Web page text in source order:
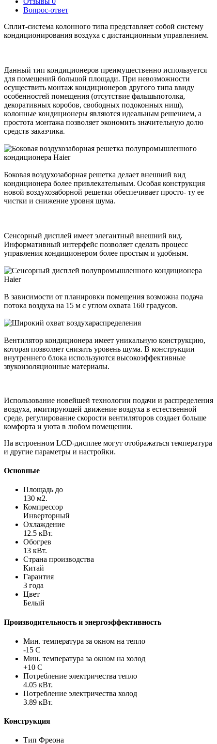
Вопрос-ответ
Сплит-система колонного типа представляет собой систему
кондиционирования воздуха с дистанционным управлением.
Данный тип кондиционеров преимущественно используется
для помещений большой площади. При невозможности
осуществить монтаж кондиционеров другого типа ввиду
особенностей помещения (отсутствие фальшьпотолка,
декоративных коробов, свободных подоконных ниш),
колонные кондиционеры являются идеальным решением, а
простота монтажа позволяет экономить значительную долю
средств заказчика.
Боковая воздухозаборная решетка делает внешний вид
кондиционера более привлекательным. Особая конструкция
новой воздухозаборной решетки обеспечивает просто- ту ее
чистки и снижение уровня шума.
Сенсорный дисплей имеет элегантный внешний вид.
Информативный интерфейс позволяет сделать процесс
управления кондиционером более простым и удобным.
В зависимости от планировки помещения возможна подача
потока воздуха на 15 м с углом охвата 160 градусов.
Вентилятор кондиционера имеет уникальную конструкцию,
которая позволяет снизить уровень шума. В конструкции
внутреннего блока используются высокоэффективные
звукоизоляционные материалы.
Использование новейшей технологии подачи и распределения
воздуха, имитирующей движение воздуха в естественной
среде, регулирование скорости вентиляторов создает больше
комфорта и уюта в любом помещении.
На встроенном LCD-дисплее могут отображаться температура
и другие параметры и настройки.
Основные
Площадь до
130 м2.
Компрессор
Инверторный
Охлаждение
12.5 кВт.
Обогрев
13 кВт.
Страна производства
Китай
Гарантия
3 года
Цвет
Белый
Производительность и энергоэффективность
Мин. температура за окном на тепло
-15 С
Мин. температура за окном на холод
+10 С
Потребление электричества тепло
4.05 кВт.
Потребление электричества холод
3.89 кВт.
Конструкция
Тип Фреона